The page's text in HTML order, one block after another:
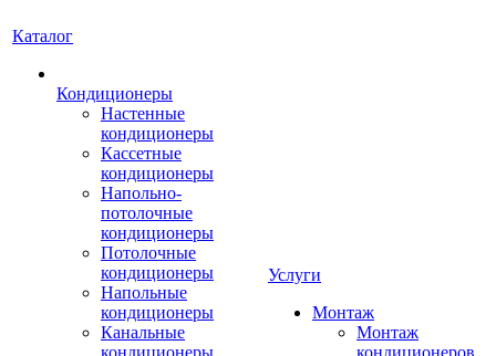
Каталог
Кондиционеры
Настенные
кондиционеры
Кассетные
кондиционеры
Напольно-
потолочные
кондиционеры
Потолочные
кондиционеры
Напольные
кондиционеры
Канальные
кондиционеры
Услуги
Монтаж
Монтаж
кондиционеров